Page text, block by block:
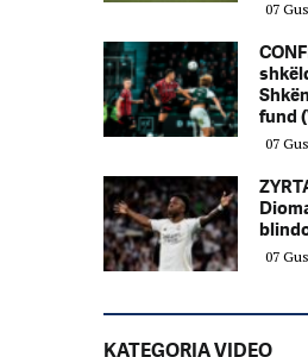
07
fund
07
07
KATEGORIA VIDEO